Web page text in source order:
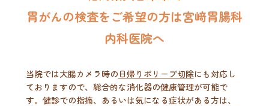
胃がんの検査をご希望の方は宮﨑胃腸科
内科医院へ
当院では大腸カメラ時の日帰りポリープ切除にも対応し
ておりますので、総合的な消化器の健康管理が可能で
す。健診での指摘、あるいは気になる症状がある方は、